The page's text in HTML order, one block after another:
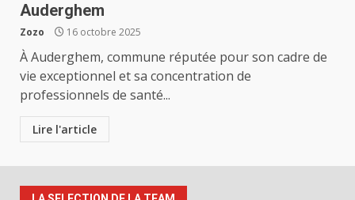
Auderghem
Zozo 16 octobre 2025
À Auderghem, commune réputée pour son cadre de
vie exceptionnel et sa concentration de
professionnels de santé...
Lire l'article